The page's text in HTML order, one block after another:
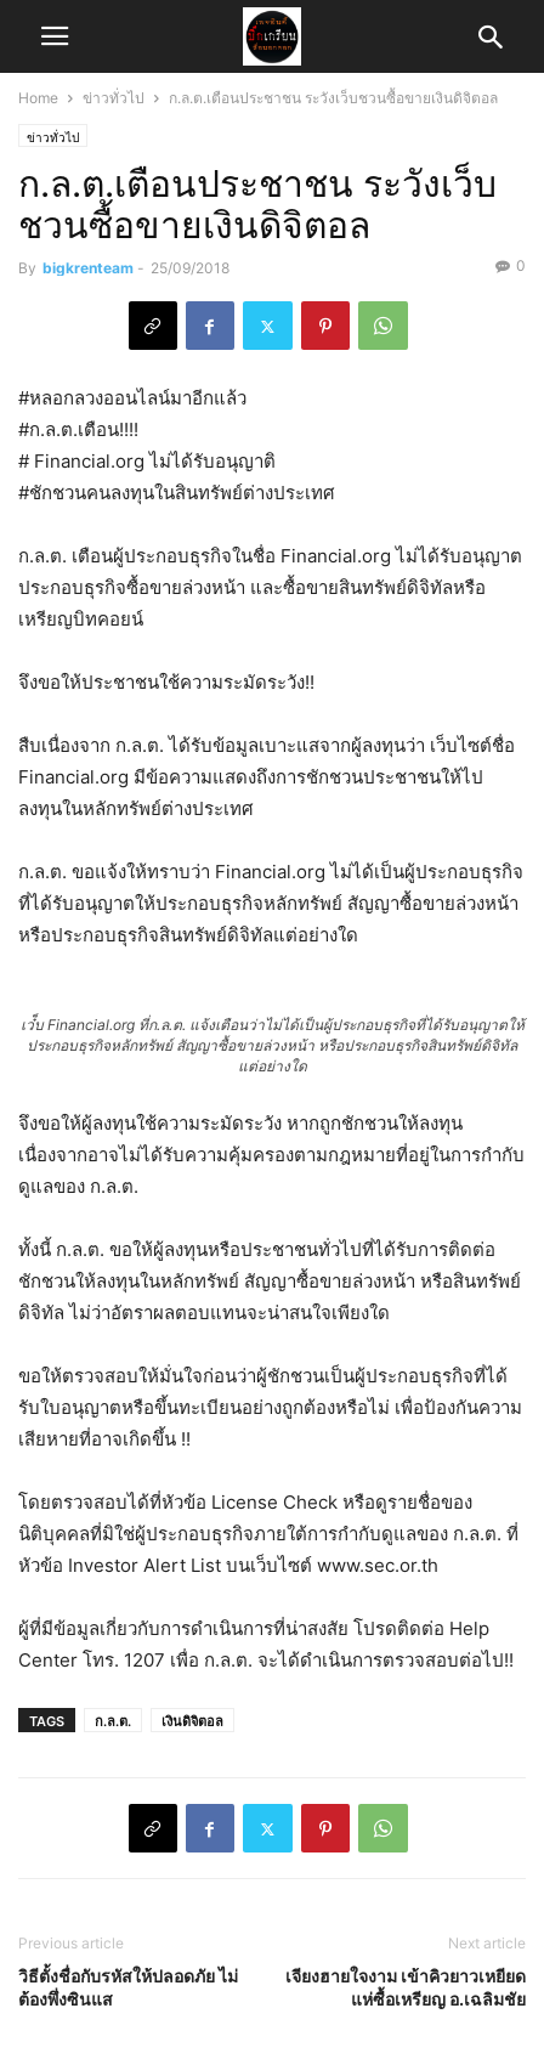
Home ข่าวทั่วไป ก.ล.ต.เตือนประชาชน ระวังเว็บชวนซื้อขายเงินดิจิตอล
ข่าวทั่วไป
ก.ล.ต.เตือนประชาชน ระวังเว็บ
ชวนซื้อขายเงินดิจิตอล
By bigkrenteam - 25/09/2018 0
#หลอกลวงออนไลน์มาอีกแล้ว
#ก.ล.ต.เตือน!!!!
# Financial.org ไม่ได้รับอนุญาติ
#ชักชวนคนลงทุนในสินทรัพย์ต่างประเทศ
ก.ล.ต. เตือนผู้ประกอบธุรกิจในชื่อ Financial.org ไม่ได้รับอนุญาต
ประกอบธุรกิจซื้อขายล่วงหน้า และซื้อขายสินทรัพย์ดิจิทัลหรือ
เหรียญบิทคอยน์
จึงขอให้ประชาชนใช้ความระมัดระวัง!!
สืบเนื่องจาก ก.ล.ต. ได้รับข้อมูลเบาะแสจากผู้ลงทุนว่า เว็บไซต์ชื่อ
Financial.org มีข้อความแสดงถึงการชักชวนประชาชนให้ไป
ลงทุนในหลักทรัพย์ต่างประเทศ
ก.ล.ต. ขอแจ้งให้ทราบว่า Financial.org ไม่ได้เป็นผู้ประกอบธุรกิจ
ที่ได้รับอนุญาตให้ประกอบธุรกิจหลักทรัพย์ สัญญาซื้อขายล่วงหน้า
หรือประกอบธุรกิจสินทรัพย์ดิจิทัลแต่อย่างใด
เว๋็บ Financial.org ที่ก.ล.ต. แจ้งเตือนว่าไม่ได้เป็นผู้ประกอบธุรกิจที่ได้รับอนุญาตให้
ประกอบธุรกิจหลักทรัพย์ สัญญาซื้อขายล่วงหน้า หรือประกอบธุรกิจสินทรัพย์ดิจิทัล
แต่อย่างใด
จึงขอให้ผู้ลงทุนใช้ความระมัดระวัง หากถูกชักชวนให้ลงทุน
เนื่องจากอาจไม่ได้รับความคุ้มครองตามกฎหมายที่อยู่ในการกำกับ
ดูแลของ ก.ล.ต.
ทั้งนี้ ก.ล.ต. ขอให้ผู้ลงทุนหรือประชาชนทั่วไปที่ได้รับการติดต่อ
ชักชวนให้ลงทุนในหลักทรัพย์ สัญญาซื้อขายล่วงหน้า หรือสินทรัพย์
ดิจิทัล ไม่ว่าอัตราผลตอบแทนจะน่าสนใจเพียงใด
ขอให้ตรวจสอบให้มั่นใจก่อนว่าผู้ชักชวนเป็นผู้ประกอบธุรกิจที่ได้
รับใบอนุญาตหรือขึ้นทะเบียนอย่างถูกต้องหรือไม่ เพื่อป้องกันความ
เสียหายที่อาจเกิดขึ้น !!
โดยตรวจสอบได้ที่หัวข้อ License Check หรือดูรายชื่อของ
นิติบุคคลที่มิใช่ผู้ประกอบธุรกิจภายใต้การกำกับดูแลของ ก.ล.ต. ที่
หัวข้อ Investor Alert List บนเว็บไซต์ www.sec.or.th
ผู้ที่มีข้อมูลเกี่ยวกับการดำเนินการที่น่าสงสัย โปรดติดต่อ Help
Center โทร. 1207 เพื่อ ก.ล.ต. จะได้ดำเนินการตรวจสอบต่อไป!!
TAGS ก.ล.ต. เงินดิจิตอล
Previous article
วิธีตั้งชื่อกับรหัสให้ปลอดภัย ไม่
ต้องพึ่งซินแส
Next article
เจียงฮายใจงาม เข้าคิวยาวเหยียด
​แห่ซื้อเหรียญ อ.เฉลิมชัย